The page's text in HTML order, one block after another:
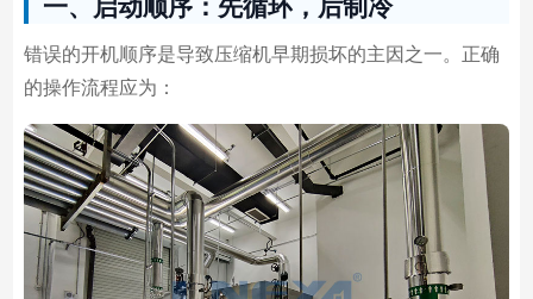
一、启动顺序：先循环，后制冷
错误的开机顺序是导致压缩机早期损坏的主因之一。正确
的操作流程应为：